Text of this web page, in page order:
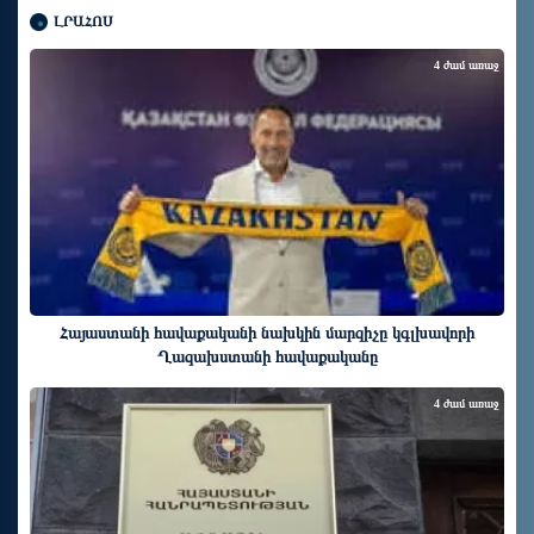
ԼՐԱՀՈՍ
Հայաստանի հավաքականի նախկին մարզիչը կգլխավորի
Ղազախստանի հավաքականը
4 ժամ առաջ
4 ժամ առաջ